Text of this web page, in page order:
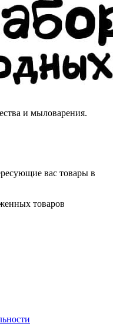
и мыловарения.
вас товары в
товаров